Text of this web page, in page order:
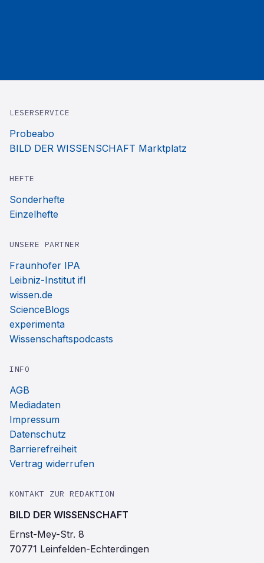
LESERSERVICE
Probeabo
BILD DER WISSENSCHAFT Marktplatz
HEFTE
Sonderhefte
Einzelhefte
UNSERE PARTNER
Fraunhofer IPA
Leibniz-Institut ifl
wissen.de
ScienceBlogs
experimenta
Wissenschaftspodcasts
INFO
AGB
Mediadaten
Impressum
Datenschutz
Barrierefreiheit
Vertrag widerrufen
KONTAKT ZUR REDAKTION
BILD DER WISSENSCHAFT
Ernst-Mey-Str. 8
70771 Leinfelden-Echterdingen